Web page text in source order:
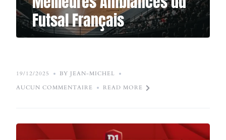
Futsal Français
19/12/2025
BY JEAN-MICHEL
AUCUN COMMENTAIRE
READ MORE